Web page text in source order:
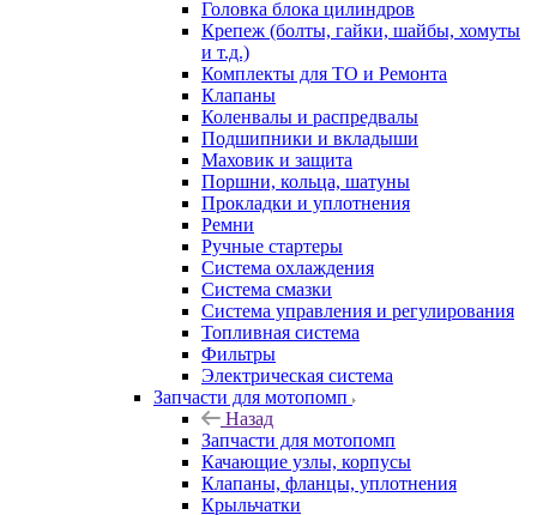
Головка блока цилиндров
Крепеж (болты, гайки, шайбы, хомуты
и т.д.)
Комплекты для ТО и Ремонта
Клапаны
Коленвалы и распредвалы
Подшипники и вкладыши
Маховик и защита
Поршни, кольца, шатуны
Прокладки и уплотнения
Ремни
Ручные стартеры
Система охлаждения
Система смазки
Система управления и регулирования
Топливная система
Фильтры
Электрическая система
Запчасти для мотопомп
Назад
Запчасти для мотопомп
Качающие узлы, корпусы
Клапаны, фланцы, уплотнения
Крыльчатки